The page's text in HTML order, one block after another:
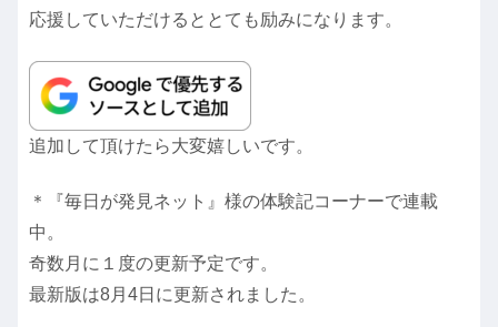
応援していただけるととても励みになります。
追加して頂けたら大変嬉しいです。
＊『毎日が発見ネット』様の体験記コーナーで連載
中。
奇数月に１度の更新予定です。
最新版は8月4日に更新されました。